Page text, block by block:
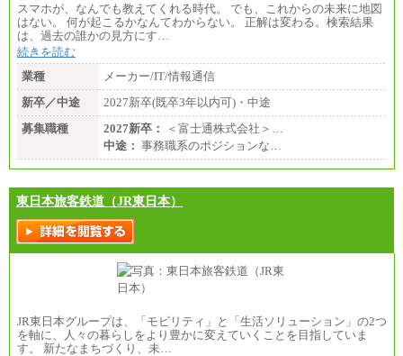
スマホが、なんでも教えてくれる時代。 でも、これからの未来に地図
はない。 何が起こるかなんてわからない。 正解は変わる。検索結果
は、過去の誰かの見方にす…
続きを読む
業種
メーカー/IT/情報通信
新卒／中途
2027新卒(既卒3年以内可)・中途
募集職種
2027新卒：
＜富士通株式会社＞…
中途： 事務職系のポジションな…
東日本旅客鉄道（JR東日本）
JR東日本グループは、「モビリティ」と「生活ソリューション」の2つ
を軸に、人々の暮らしをより豊かに変えていくことを目指していま
す。 新たなまちづくり、未…